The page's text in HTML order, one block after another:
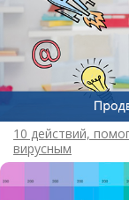
10 действий,
вирусным